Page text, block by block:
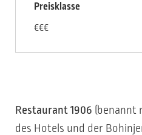
Preisklasse
€€€
Restaurant 1906 (benannt
des Hotels und der